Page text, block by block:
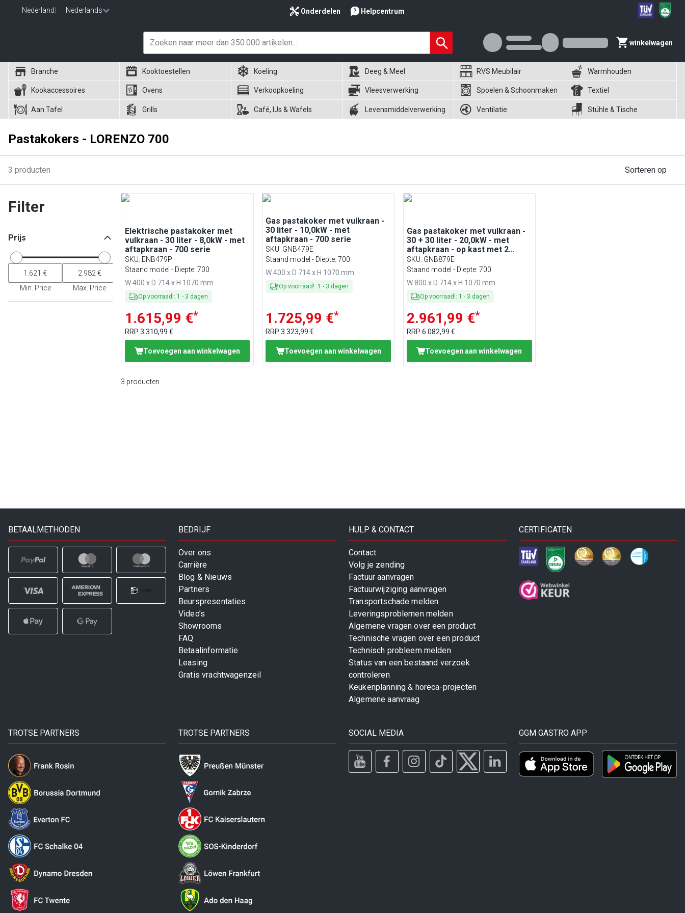
Nederland Nederlands Onderdelen Helpcentrum
winkelwagen
Branche Kooktoestellen Koeling Deeg & Meel RVS Meubilair Warmhouden
Kookaccessoires Ovens Verkoopkoeling Vleesverwerking Spoelen & Schoonmaken Textiel
Aan Tafel Grills Café, IJs & Wafels Levensmiddelverwerking Ventilatie Stühle & Tische
Pastakokers - LORENZO 700
3 producten Sorteren op
Filter
Prijs
Min. Price Max. Price
Elektrische pastakoker met
vulkraan - 30 liter - 8,0kW - met
aftapkraan - 700 serie
SKU: ENB479P
Staand model - Diepte: 700
W 400 x D 714 x H 1070 mm
Op voorraad!: 1 - 3 dagen
1.615,99 €*
RRP 3.310,99 €
Toevoegen aan winkelwagen
Gas pastakoker met vulkraan -
30 liter - 10,0kW - met
aftapkraan - 700 serie
SKU: GNB479E
Staand model - Diepte: 700
W 400 x D 714 x H 1070 mm
Op voorraad!: 1 - 3 dagen
1.725,99 €*
RRP3.323,99 €
Toevoegen aan winkelwagen
Gas pastakoker met vulkraan -
30 + 30 liter - 20,0kW - met
aftapkraan - op kast met 2
deuren - Lorenzo 700
SKU: GNB879E
Staand model - Diepte: 700
W 800 x D 714 x H 1070 mm
Op voorraad!: 1 - 3 dagen
2.961,99 €*
RRP6.082,99 €
Toevoegen aan winkelwagen
3 producten
BETAALMETHODEN BEDRIJF
Over ons
Carrière
Blog & Nieuws
Partners
Beurspresentaties
Video’s
Showrooms
FAQ
Betaalinformatie
Leasing
Gratis vrachtwagenzeil
HULP & CONTACT
Contact
Volg je zending
Factuur aanvragen
Factuurwijziging aanvragen
Transportschade melden
Leveringsproblemen melden
Algemene vragen over een product
Technische vragen over een product
Technisch probleem melden
Status van een bestaand verzoek
controleren
Keukenplanning & horeca-projecten
Algemene aanvraag
CERTIFICATEN
TROTSE PARTNERS TROTSE PARTNERS SOCIAL MEDIA GGM GASTRO APP